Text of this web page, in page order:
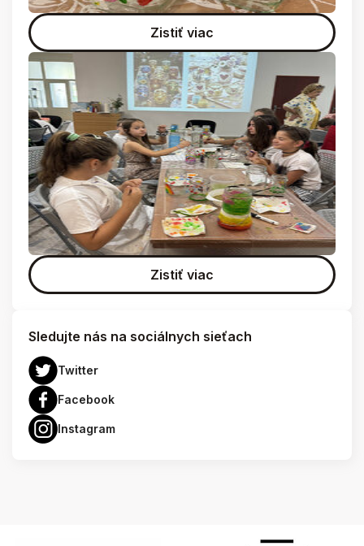
Zistiť viac
Zistiť viac
Sledujte nás na sociálnych sieťach
Twitter
Facebook
Instagram